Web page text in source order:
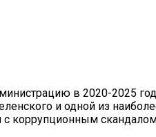
в 2020-2025
и одной из
с коррупционным